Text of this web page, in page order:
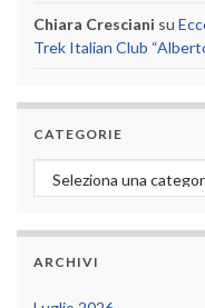
Chiara Cresciani su
Trek Italian Club
CATEGORIE
Categorie
ARCHIVI